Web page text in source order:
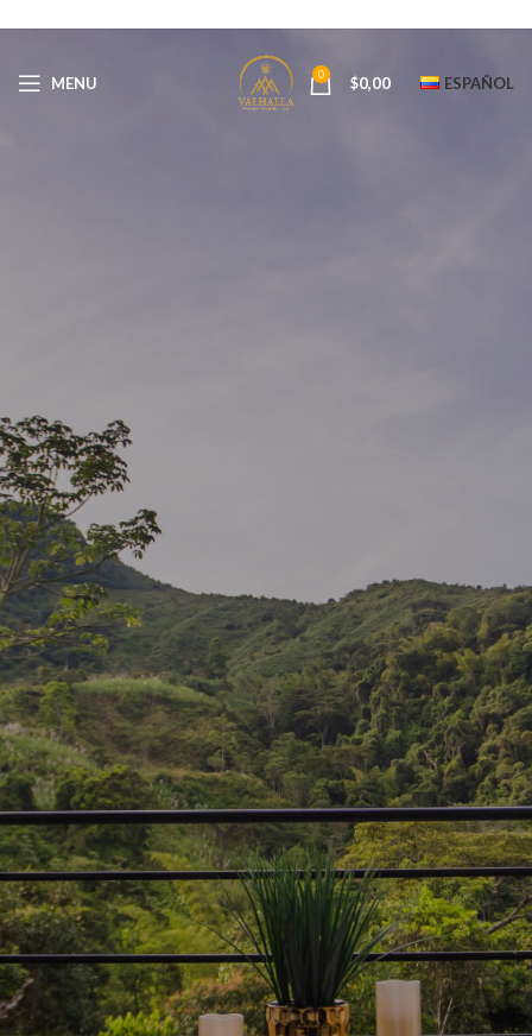
MENU 0 $0,00 ESPAÑOL